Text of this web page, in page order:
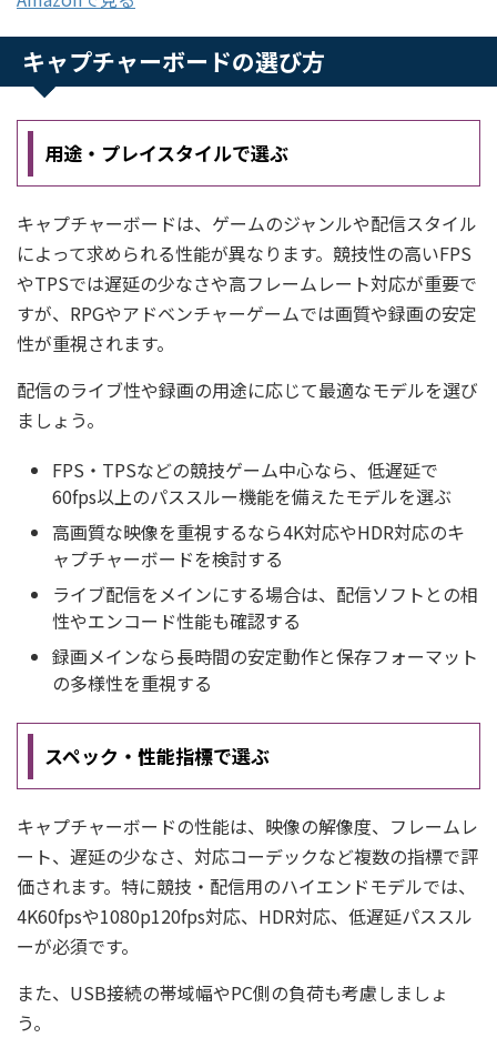
キャプチャーボードの選び方
用途・プレイスタイルで選ぶ
キャプチャーボードは、ゲームのジャンルや配信スタイル
によって求められる性能が異なります。競技性の高いFPS
やTPSでは遅延の少なさや高フレームレート対応が重要で
すが、RPGやアドベンチャーゲームでは画質や録画の安定
性が重視されます。
配信のライブ性や録画の用途に応じて最適なモデルを選び
ましょう。
FPS・TPSなどの競技ゲーム中心なら、低遅延で
60fps以上のパススルー機能を備えたモデルを選ぶ
高画質な映像を重視するなら4K対応やHDR対応のキ
ャプチャーボードを検討する
ライブ配信をメインにする場合は、配信ソフトとの相
性やエンコード性能も確認する
録画メインなら長時間の安定動作と保存フォーマット
の多様性を重視する
スペック・性能指標で選ぶ
キャプチャーボードの性能は、映像の解像度、フレームレ
ート、遅延の少なさ、対応コーデックなど複数の指標で評
価されます。特に競技・配信用のハイエンドモデルでは、
4K60fpsや1080p120fps対応、HDR対応、低遅延パススル
ーが必須です。
また、USB接続の帯域幅やPC側の負荷も考慮しましょ
う。